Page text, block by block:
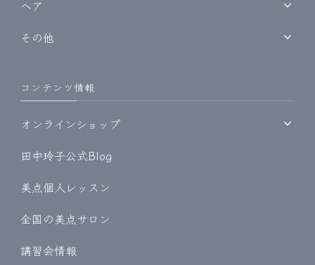
ヘア
その他
コンテンツ情報
オンラインショップ
田中玲子公式Blog
美点個人レッスン
全国の美点サロン
講習会情報